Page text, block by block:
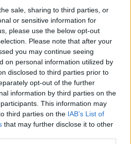
sale, sharing to third parties, or
or sensitive information for
please use the below opt-out
Please note that after your
you may continue seeing
on personal information utilized by
disclosed to third parties prior to
opt-out of the further
information by third parties on the
This information may
third parties on the IAB’s List of
that may further disclose it to other
carretto